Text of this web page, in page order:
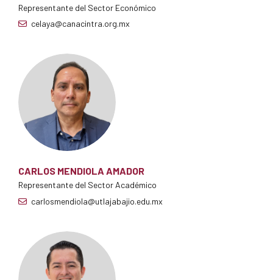
Representante del Sector Económico
celaya@canacintra.org.mx
CARLOS MENDIOLA AMADOR
Representante del Sector Académico
carlosmendiola@utlajabajio.edu.mx